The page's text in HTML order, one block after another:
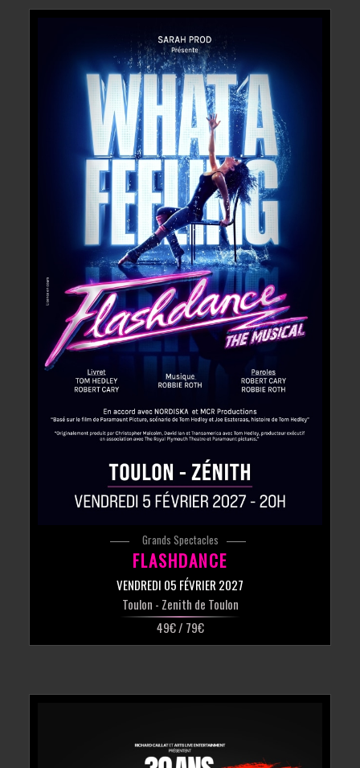
Grands Spectacles
FLASHDANCE
VENDREDI 05 FÉVRIER 2027
Toulon - Zenith de Toulon
49€ / 79€